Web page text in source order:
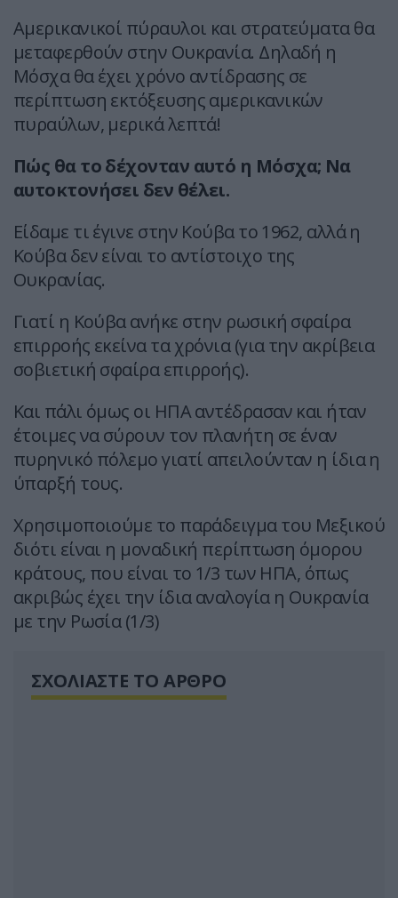
Αμερικανικοί πύραυλοι και στρατεύματα θα
μεταφερθούν στην Ουκρανία. Δηλαδή η
Μόσχα θα έχει χρόνο αντίδρασης σε
περίπτωση εκτόξευσης αμερικανικών
πυραύλων, μερικά λεπτά!
Πώς θα το δέχονταν αυτό η Μόσχα; Να
αυτοκτονήσει δεν θέλει.
Είδαμε τι έγινε στην Κούβα το 1962, αλλά η
Κούβα δεν είναι το αντίστοιχο της
Ουκρανίας.
Γιατί η Κούβα ανήκε στην ρωσική σφαίρα
επιρροής εκείνα τα χρόνια (για την ακρίβεια
σοβιετική σφαίρα επιρροής).
Και πάλι όμως οι ΗΠΑ αντέδρασαν και ήταν
έτοιμες να σύρουν τον πλανήτη σε έναν
πυρηνικό πόλεμο γιατί απειλούνταν η ίδια η
ύπαρξή τους.
Χρησιμοποιούμε το παράδειγμα του Μεξικού
διότι είναι η μοναδική περίπτωση όμορου
κράτους, που είναι το 1/3 των ΗΠΑ, όπως
ακριβώς έχει την ίδια αναλογία η Ουκρανία
με την Ρωσία (1/3)
ΣΧΟΛΙΑΣΤΕ ΤΟ ΑΡΘΡΟ